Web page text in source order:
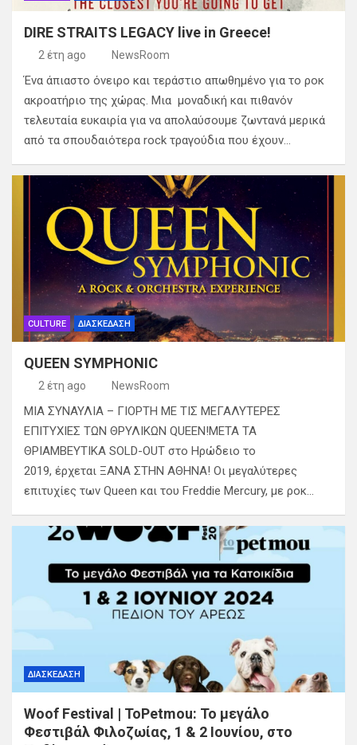
DIRE STRAITS LEGACY live in Greece!
2 έτη ago NewsRoom
Ένα άπιαστο όνειρο και τεράστιο απωθημένο για το ροκ
ακροατήριο της χώρας. Μια μοναδική και πιθανόν
τελευταία ευκαιρία για να απολαύσουμε ζωντανά μερικά
από τα σπουδαιότερα rock τραγούδια που έχουν…
CULTURE ΔΙΑΣΚΕΔΑΣΗ
QUEEN SYMPHONIC
2 έτη ago NewsRoom
ΜΙΑ ΣΥΝΑΥΛΙΑ – ΓΙΟΡΤΗ ΜΕ ΤΙΣ ΜΕΓΑΛΥΤΕΡΕΣ
ΕΠΙΤΥΧΙΕΣ ΤΩΝ ΘΡΥΛΙΚΩΝ QUEEN!ΜΕΤΑ ΤΑ
ΘΡΙΑΜΒΕΥΤΙΚΑ SOLD-OUT στο Ηρώδειο το
2019, έρχεται ΞΑΝΑ ΣΤΗΝ ΑΘΗΝΑ! Οι μεγαλύτερες
επιτυχίες των Queen και του Freddie Mercury, με ροκ…
ΔΙΑΣΚΕΔΑΣΗ
Woof Festival | ToPetmou: Το μεγάλο
Φεστιβάλ Φιλοζωίας, 1 & 2 Ιουνίου, στο